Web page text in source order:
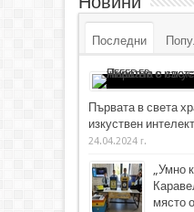
Последни
Първата в света
изкуствен
24.04.2024 г.
„Умно
място